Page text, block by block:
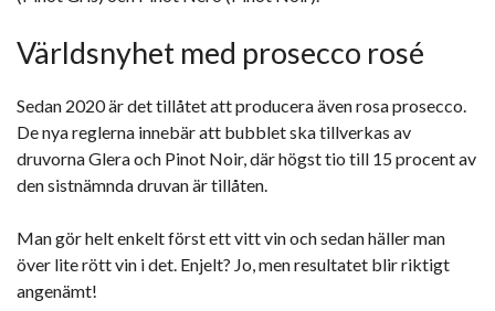
Världsnyhet med prosecco rosé
Sedan 2020 är det tillåtet att producera även rosa prosecco.
De nya reglerna innebär att bubblet ska tillverkas av
druvorna Glera och Pinot Noir, där högst tio till 15 procent av
den sistnämnda druvan är tillåten.
Man gör helt enkelt först ett vitt vin och sedan häller man
över lite rött vin i det. Enjelt? Jo, men resultatet blir riktigt
angenämt!